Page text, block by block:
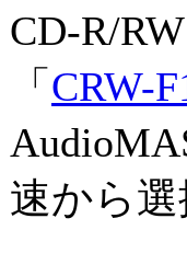
CD-R/
「 CRW-
速から